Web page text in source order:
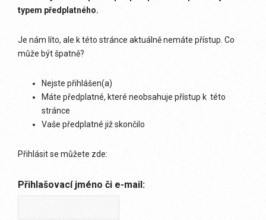
typem předplatného.
Je nám líto, ale k této stránce aktuálně nemáte přístup. Co
může být špatně?
Nejste přihlášen(a)
Máte předplatné, které neobsahuje přístup k této
stránce
Vaše předplatné již skončilo
Přihlásit se můžete zde:
Přihlašovací jméno či e-mail: